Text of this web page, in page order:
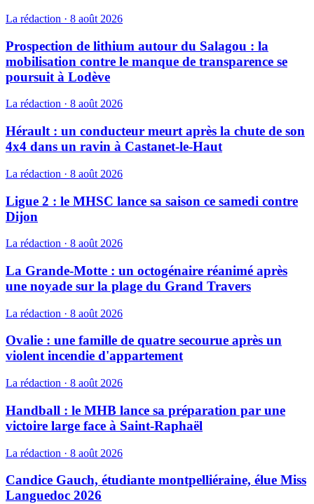
La rédaction · 8 août 2026
Prospection de lithium autour du Salagou : la
mobilisation contre le manque de transparence se
poursuit à Lodève
La rédaction · 8 août 2026
Hérault : un conducteur meurt après la chute de son
4x4 dans un ravin à Castanet-le-Haut
La rédaction · 8 août 2026
Ligue 2 : le MHSC lance sa saison ce samedi contre
Dijon
La rédaction · 8 août 2026
La Grande-Motte : un octogénaire réanimé après
une noyade sur la plage du Grand Travers
La rédaction · 8 août 2026
Ovalie : une famille de quatre secourue après un
violent incendie d'appartement
La rédaction · 8 août 2026
Handball : le MHB lance sa préparation par une
victoire large face à Saint-Raphaël
La rédaction · 8 août 2026
Candice Gauch, étudiante montpelliéraine, élue Miss
Languedoc 2026